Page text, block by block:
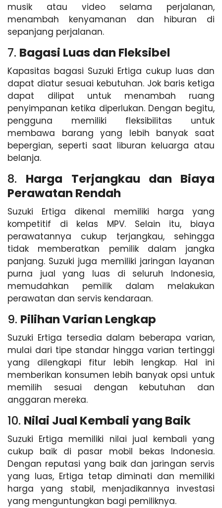
musik atau video selama perjalanan,
menambah kenyamanan dan hiburan di
sepanjang perjalanan.
7. Bagasi Luas dan Fleksibel
Kapasitas bagasi Suzuki Ertiga cukup luas dan
dapat diatur sesuai kebutuhan. Jok baris ketiga
dapat dilipat untuk menambah ruang
penyimpanan ketika diperlukan. Dengan begitu,
pengguna memiliki fleksibilitas untuk
membawa barang yang lebih banyak saat
bepergian, seperti saat liburan keluarga atau
belanja.
8. Harga Terjangkau dan Biaya
Perawatan Rendah
Suzuki Ertiga dikenal memiliki harga yang
kompetitif di kelas MPV. Selain itu, biaya
perawatannya cukup terjangkau, sehingga
tidak memberatkan pemilik dalam jangka
panjang. Suzuki juga memiliki jaringan layanan
purna jual yang luas di seluruh Indonesia,
memudahkan pemilik dalam melakukan
perawatan dan servis kendaraan.
9. Pilihan Varian Lengkap
Suzuki Ertiga tersedia dalam beberapa varian,
mulai dari tipe standar hingga varian tertinggi
yang dilengkapi fitur lebih lengkap. Hal ini
memberikan konsumen lebih banyak opsi untuk
memilih sesuai dengan kebutuhan dan
anggaran mereka.
10. Nilai Jual Kembali yang Baik
Suzuki Ertiga memiliki nilai jual kembali yang
cukup baik di pasar mobil bekas Indonesia.
Dengan reputasi yang baik dan jaringan servis
yang luas, Ertiga tetap diminati dan memiliki
harga yang stabil, menjadikannya investasi
yang menguntungkan bagi pemiliknya.